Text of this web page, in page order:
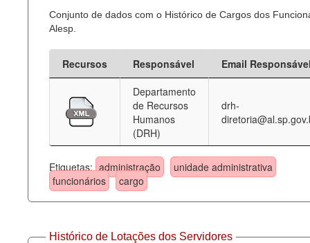
Planejamento
Catálogo de dados
Processo Legislativo
Administração
Legislação
Agenda
Perguntas frequentes
Contato
Conjunto de dados com o Histórico de Cargos dos
Alesp.
Recursos Responsável
Email
Departamento
de Recursos
Humanos
(DRH)
drh-
Etiquetas: administração
unidade administrativa
funcionários
cargo
Histórico de Lotações dos Servidores